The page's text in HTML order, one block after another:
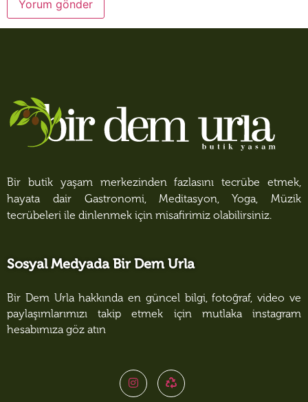
Bir butik yaşam merkezinden fazlasını tecrübe etmek,
hayata dair Gastronomi, Meditasyon, Yoga, Müzik
tecrübeleri ile dinlenmek için misafirimiz olabilirsiniz.
Sosyal Medyada Bir Dem Urla
Bir Dem Urla hakkında en güncel bilgi, fotoğraf, video ve
paylaşımlarımızı takip etmek için mutlaka instagram
hesabımıza göz atın